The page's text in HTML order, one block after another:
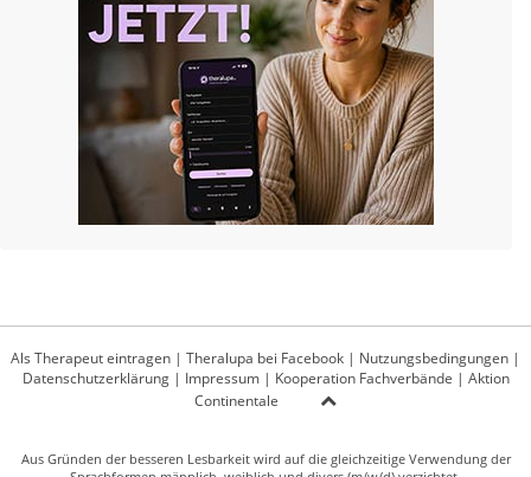
Als Therapeut eintragen | Theralupa bei Facebook | Nutzungsbedingungen |
Datenschutzerklärung| Impressum| Kooperation Fachverbände | Aktion
Continentale
Aus Gründen der besseren Lesbarkeit wird auf die gleichzeitige Verwendung der